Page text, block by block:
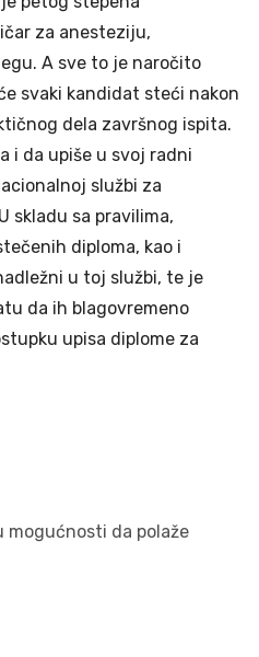
za anesteziju,
A sve to je naročito
svaki kandidat steći nakon
dela završnog ispita.
i da upiše u svoj radni
službi za
skladu sa pravilima,
diploma, kao i
u toj službi, te je
da ih blagovremeno
upisa diplome za
mogućnosti da polaže